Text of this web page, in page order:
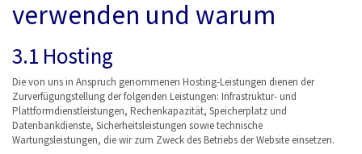
verwenden und warum
3.1 Hosting
Die von uns in Anspruch genommenen Hosting-Leistungen dienen der
Zurverfügungstellung der folgenden Leistungen: Infrastruktur- und
Plattformdienstleistungen, Rechenkapazität, Speicherplatz und
Datenbankdienste, Sicherheitsleistungen sowie technische
Wartungsleistungen, die wir zum Zweck des Betriebs der Website einsetzen.